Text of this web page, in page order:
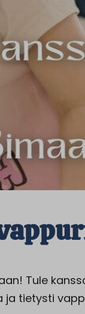
Tule
ja tietysti